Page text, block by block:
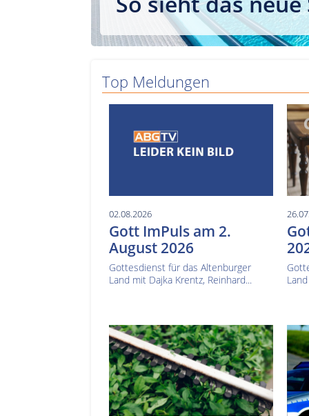
Top Meldungen
02.08.2026
Gott ImPuls am 2.
August 2026
Gottesdienst für das Altenburger
Land mit Dajka Krentz, Reinhard...